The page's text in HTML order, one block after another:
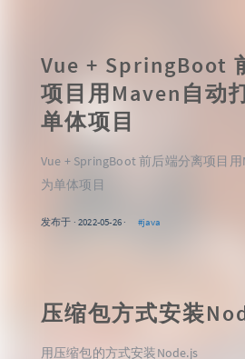
Vue + SpringBoot
项目用Maven自动
单体项目
Vue + SpringBoot 前后端分离项目
为单体项目
发布于 · 2022-05-26 · #java
压缩包方式安装
用压缩包的方式安装Node.js